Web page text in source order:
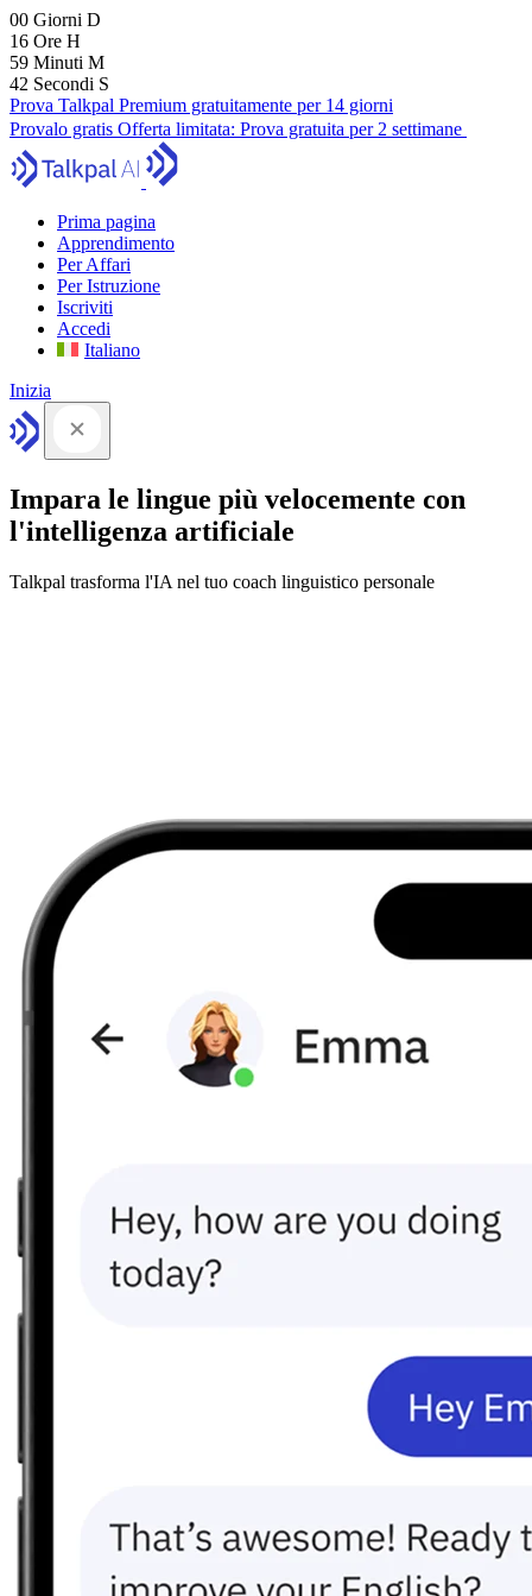
00 Giorni D
16 Ore H
59 Minuti M
41 Secondi S
Prova Talkpal Premium gratuitamente per 14 giorni
Provalo gratis Offerta limitata: Prova gratuita per 2 settimane
Prima pagina
Apprendimento
Per Affari
Per Istruzione
Iscriviti
Accedi
Italiano
Inizia
Impara le lingue più velocemente con
l'intelligenza artificiale
Talkpal trasforma l'IA nel tuo coach linguistico personale